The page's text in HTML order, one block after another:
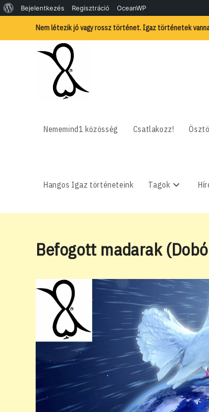
WordPress,
csodás
Bejelentkezés Regisztráció OceanWP
content
Nem létezik jó vagy rossz történet. Igaz történetek
Nememind1 közösség Csatlakozz!
Hangos Igaz történeteink Tagok
Befogott madarak